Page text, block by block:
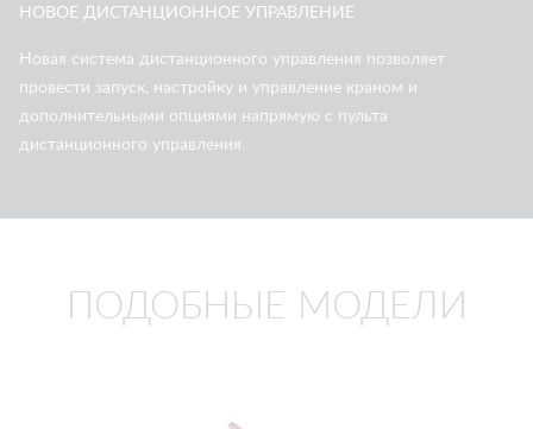
НОВОЕ ДИСТАНЦИОННОЕ УПРАВЛЕНИЕ
Новая система дистанционного управления позволяет
провести запуск, настройку и управление краном и
дополнительными опциями напрямую с пульта
дистанционного управления.
ПОДОБНЫЕ МОДЕЛИ